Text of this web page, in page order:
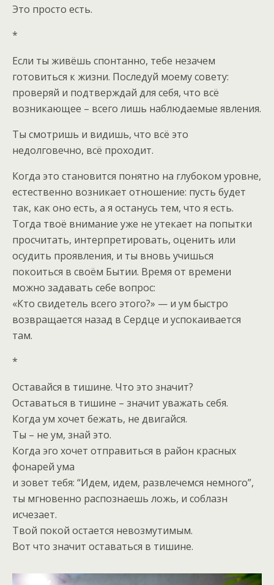
Это просто есть.
*
Если ты живёшь спонтанно, тебе незачем
готовиться к жизни. Последуй моему совету:
проверяй и подтверждай для себя, что всё
возникающее – всего лишь наблюдаемые явления.
Ты смотришь и видишь, что всё это
недолговечно, всё проходит.
Когда это становится понятно на глубоком уровне,
естественно возникает отношение: пусть будет
так, как оно есть, а я останусь тем, что я есть.
Тогда твоё внимание уже не утекает на попытки
просчитать, интерпретировать, оценить или
осудить проявления, и ты вновь учишься
покоиться в своём Бытии. Время от времени
можно задавать себе вопрос:
«Кто свидетель всего этого?» — и ум быстро
возвращается назад в Сердце и успокаивается
там.
*
Оставайся в тишине. Что это значит?
Оставаться в тишине – значит уважать себя.
Когда ум хочет бежать, не двигайся.
Ты – не ум, знай это.
Когда эго хочет отправиться в район красных
фонарей ума
и зовет тебя: “Идем, идем, развлечемся немного”,
ты мгновенно распознаешь ложь, и соблазн
исчезает.
Твой покой остается невозмутимым.
Вот что значит оставаться в тишине.